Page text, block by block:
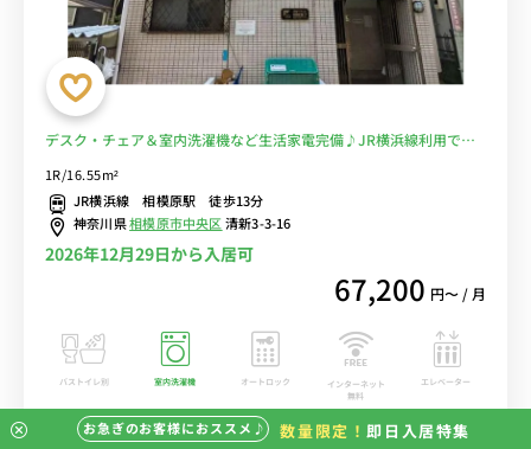
デスク・チェア＆室内洗濯機など生活家電完備♪JR横浜線利用で町
模原がありスーパー三和や100円ショップがあります■選べるWi-Fi
格安レンタル中！
1R/16.55m²
JR横浜線 相模原駅 徒歩13分
神奈川県相模原市中央区清新3-3-16
2026年12月29日から入居可
67,200 円〜 / 月
バストイレ別 室内洗濯機 オートロック
インターネット
無料
エレベーター
お急ぎのお客様におススメ♪ 数量限定！ 即日入居特集